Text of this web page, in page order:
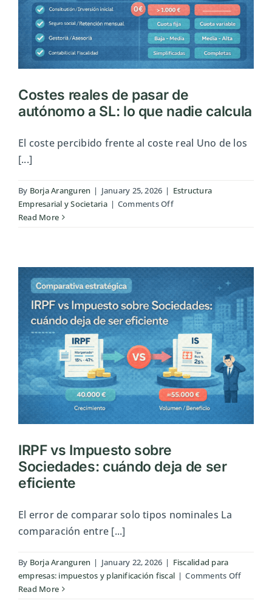
Costes reales de pasar de
autónomo a SL: lo que nadie calcula
El coste percibido frente al coste real Uno de los
[...]
By Borja Aranguren | January 25, 2026 | Estructura
Empresarial y Societaria | Comments Offon
de
autónomo
SL:
lo
que
nadie
calcula
Read More
IRPF vs Impuesto sobre
Sociedades: cuándo deja de ser
eficiente
El error de comparar solo tipos nominales La
comparación entre [...]
By Borja Aranguren | January 22, 2026 | Fiscalidad para
empresas: impuestos y planificación fiscal | Comments Offon
Read More